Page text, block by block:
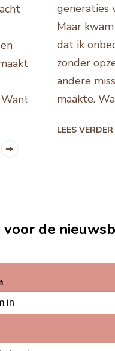
generaties
Maar
dat ik
zonder
andere
maakte.
LEES VERDER
voor de